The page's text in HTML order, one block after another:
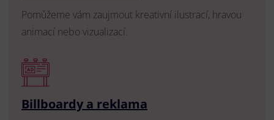
Pomůžeme vám zaujmout kreativní ilustrací, hravou
animací nebo vizualizací.
Billboardy a reklama